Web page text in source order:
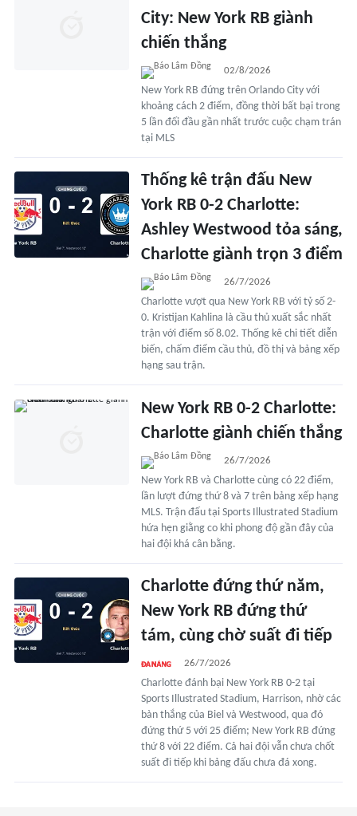
City: New York RB giành
chiến thắng
02/8/2026
New York RB đứng trên Orlando City với
khoảng cách 2 điểm, đồng thời bất bại trong
5 lần đối đầu gần nhất trước cuộc chạm trán
tại MLS
Thống kê trận đấu New
York RB 0-2 Charlotte:
Ashley Westwood tỏa sáng,
Charlotte giành trọn 3 điểm
26/7/2026
Charlotte vượt qua New York RB với tỷ số 2-
0. Kristijan Kahlina là cầu thủ xuất sắc nhất
trận với điểm số 8.02. Thống kê chi tiết diễn
biến, chấm điểm cầu thủ, đồ thị và bảng xếp
hạng sau trận.
New York RB 0-2 Charlotte:
Charlotte giành chiến thắng
26/7/2026
New York RB và Charlotte cùng có 22 điểm,
lần lượt đứng thứ 8 và 7 trên bảng xếp hạng
MLS. Trận đấu tại Sports Illustrated Stadium
hứa hẹn giằng co khi phong độ gần đây của
hai đội khá cân bằng.
Charlotte đứng thứ năm,
New York RB đứng thứ
tám, cùng chờ suất đi tiếp
26/7/2026
Charlotte đánh bại New York RB 0-2 tại
Sports Illustrated Stadium, Harrison, nhờ các
bàn thắng của Biel và Westwood, qua đó
đứng thứ 5 với 25 điểm; New York RB đứng
thứ 8 với 22 điểm. Cả hai đội vẫn chưa chốt
suất đi tiếp khi bảng đấu chưa đá xong.